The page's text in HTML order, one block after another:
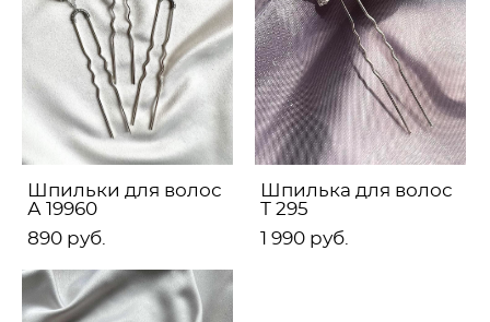
Шпильки для волос
А 19960
890 pуб.
Шпилька для волос
Т 295
1 990 pуб.